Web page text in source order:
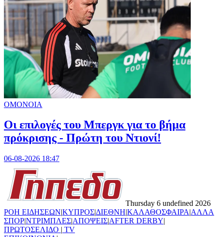
ΟΜΟΝΟΙΑ
Οι επιλογές του Μπεργκ για το βήμα
πρόκρισης - Πρώτη του Ντιονί!
06-08-2026 18:47
Thursday 6 undefined 2026
ΡΟΗ ΕΙΔΗΣΕΩΝ|ΚΥΠΡΟΣ|ΔΙΕΘΝΗ|ΚΑΛΑΘΟΣΦΑΙΡΑ|ΑΛΛΑ
ΣΠΟΡ|ΝΤΡΙΜΠΛΕΣ|ΑΠΟΨΕΙΣ|AFTER DERBY|
ΠΡΩΤΟΣΕΛΙΔΟ | TV